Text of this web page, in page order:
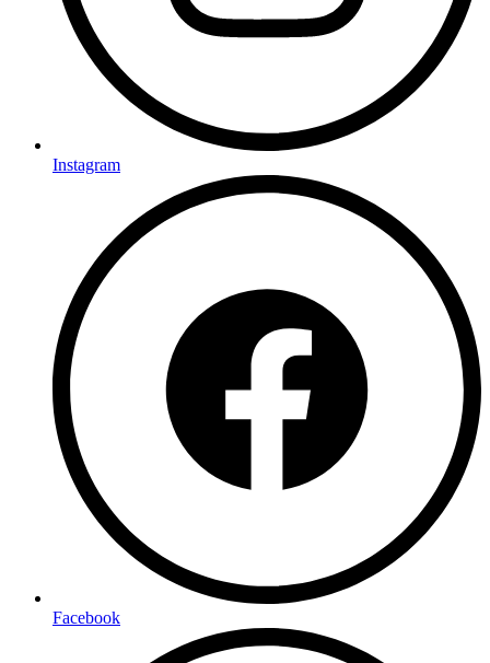
Instagram
Facebook